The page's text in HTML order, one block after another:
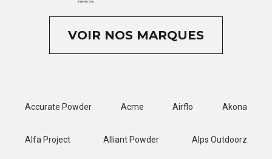
VOIR NOS MARQUES
Accurate Powder Acme Airflo Akona
Alfa Project Alliant Powder Alps Outdoorz